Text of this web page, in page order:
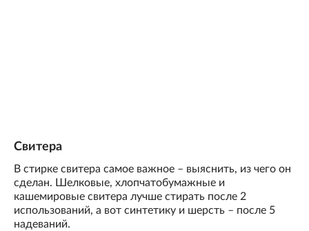
Свитера
В стирке свитера самое важное – выяснить, из чего он
сделан. Шелковые, хлопчатобумажные и
кашемировые свитера лучше стирать после 2
использований, а вот синтетику и шерсть – после 5
надеваний.